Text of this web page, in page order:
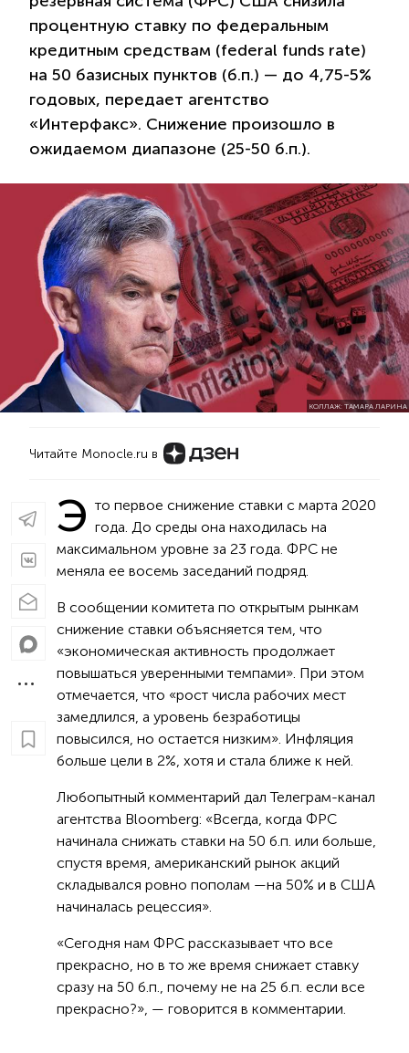
процентную ставку по федеральным
кредитным средствам (federal funds rate)
на 50 базисных пунктов (б.п.) — до 4,75-5%
годовых, передает агентство
«Интерфакс». Снижение произошло в
ожидаемом диапазоне (25-50 б.п.).
КОЛЛАЖ: ТАМАРА ЛАРИНА
Читайте Monocle.ru в
Э то первое снижение ставки с марта 2020
года. До среды она находилась на
максимальном уровне за 23 года. ФРС не
меняла ее восемь заседаний подряд.
В сообщении комитета по открытым рынкам
снижение ставки объясняется тем, что
«экономическая активность продолжает
повышаться уверенными темпами». При этом
отмечается, что «рост числа рабочих мест
замедлился, а уровень безработицы
повысился, но остается низким». Инфляция
больше цели в 2%, хотя и стала ближе к ней.
Любопытный комментарий дал Телеграм-канал
агентства Bloomberg: «Всегда, когда ФРС
начинала снижать ставки на 50 б.п. или больше,
спустя время, американский рынок акций
складывался ровно пополам —на 50% и в США
начиналась рецессия».
«Сегодня нам ФРС рассказывает что все
прекрасно, но в то же время снижает ставку
сразу на 50 б.п., почему не на 25 б.п. если все
прекрасно?», — говорится в комментарии.